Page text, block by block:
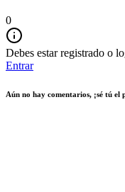
0
Debes estar registrado o
Entrar
Aún no hay comentarios, ¡sé tú el